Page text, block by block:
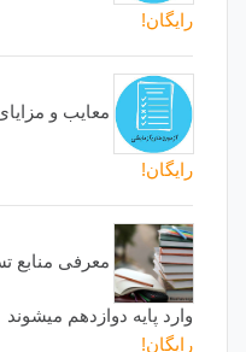
رایگان!
معایب و
رایگان!
معرفی منابع
وارد پایه دوازدهم میشوند
رایگان!